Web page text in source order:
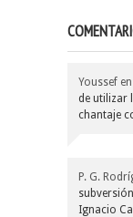
Youssef en
de utilizar
chantaje
P. G.
Ignacio